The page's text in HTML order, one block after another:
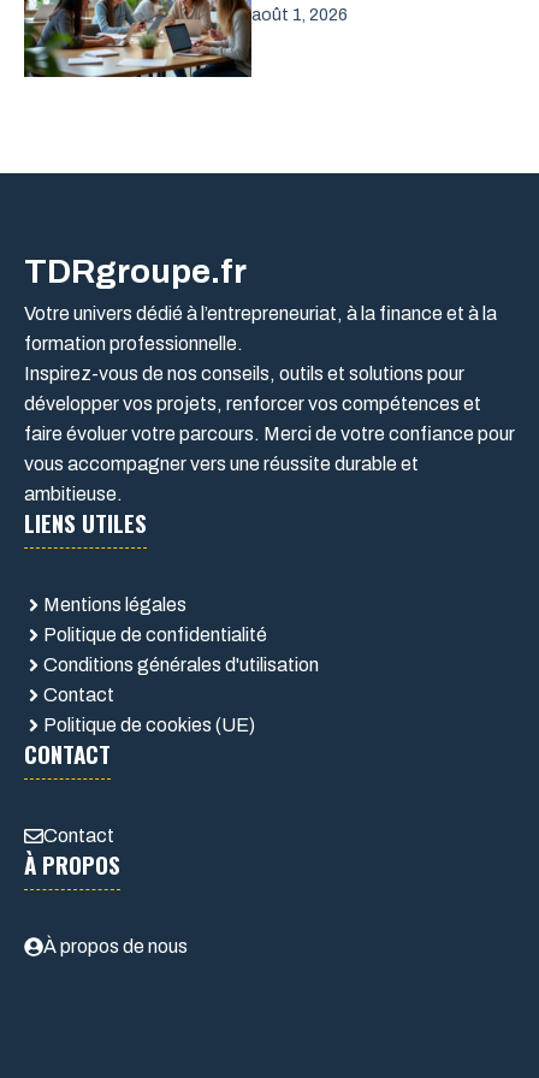
août 1, 2026
TDRgroupe.fr
Votre univers dédié à l’entrepreneuriat, à la finance et à la
formation professionnelle.
Inspirez-vous de nos conseils, outils et solutions pour
développer vos projets, renforcer vos compétences et
faire évoluer votre parcours. Merci de votre confiance pour
vous accompagner vers une réussite durable et
ambitieuse.
LIENS UTILES
Mentions légales
Politique de confidentialité
Conditions générales d'utilisation
Contact
Politique de cookies (UE)
CONTACT
Contact
À PROPOS
À propos de nous